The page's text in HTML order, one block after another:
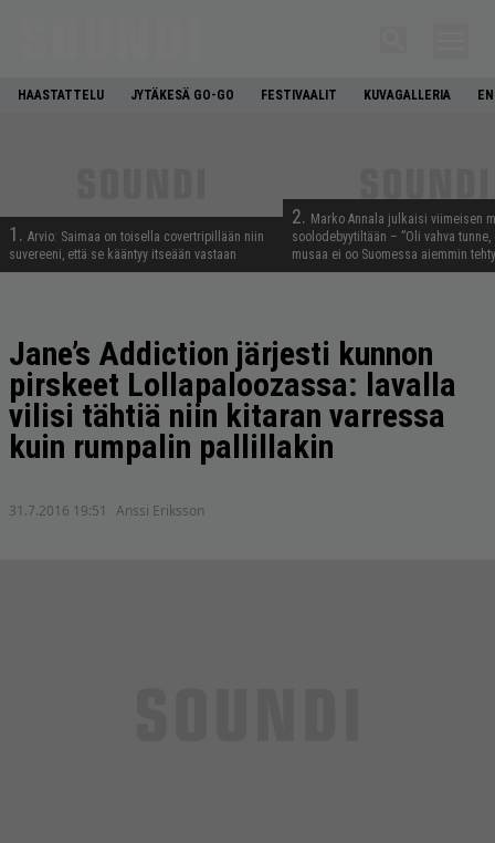
HAASTATTELU JYTÄKESÄ GO-GO FESTIVAALIT KUVAGALLERIA
1. Arvio: Saimaa on toisella covertripillään niin
suvereeni, että se kääntyy itseään vastaan
2. Marko Annala julkaisi viimeisen
soolodebyytiltään – ”Oli vahva
musaa ei oo Suomessa aiemmin
Jane’s Addiction järjesti kunnon
pirskeet Lollapaloozassa: lavalla
vilisi tähtiä niin kitaran varressa
kuin rumpalin pallillakin
31.7.2016 19:51 Anssi Eriksson